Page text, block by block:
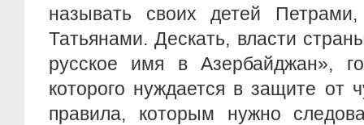
называть своих детей
Татьянами. Дескать, власти
русское имя в Азербайджан»,
которого нуждается в защите от
правила, которым нужно